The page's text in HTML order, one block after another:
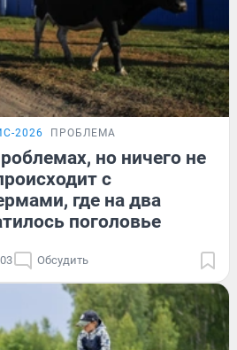
2026 ПРОБЛЕМА
но ничего не
с
где на два
поголовье
Обсудить